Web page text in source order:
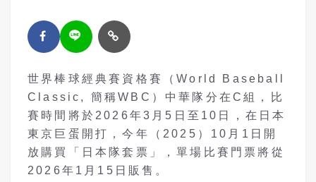
世界棒球經典賽資格賽（World Baseball
Classic, 簡稱WBC）中華隊分在C組，比
賽時間將於2026年3月5日至10日，在日本
東京巨蛋開打，今年（2025）10月1日開
放購買「日本隊套票」，單場比賽門票將從
2026年1月15日販售。